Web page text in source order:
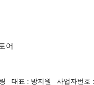
어
대표 : 방지원 사업자번호